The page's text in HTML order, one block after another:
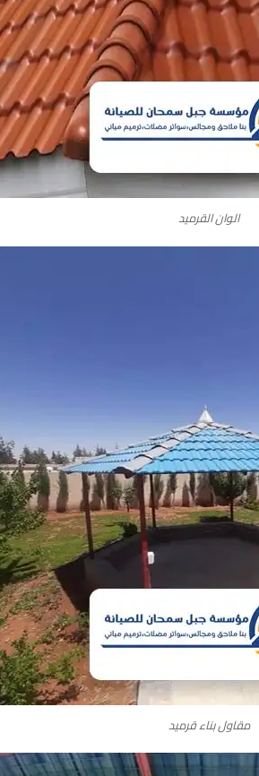
الوان القرميد
مقاول بناء قرميد